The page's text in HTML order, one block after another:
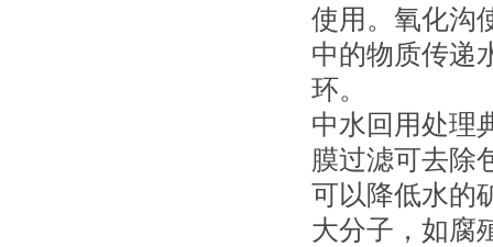
使用。氧化沟
中的物质传递
环。
中水回用处理
膜过滤可去除
可以降低水的
大分子，如腐